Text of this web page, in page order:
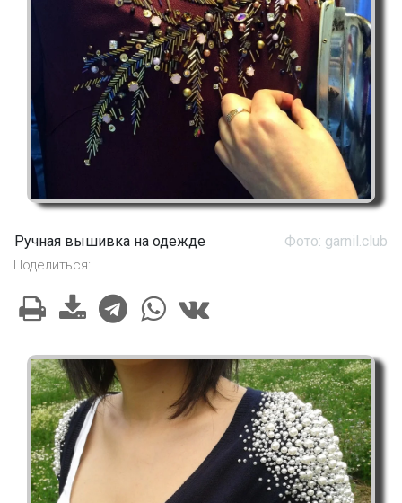
Ручная вышивка на одежде Фото: garnil.club
Поделиться: